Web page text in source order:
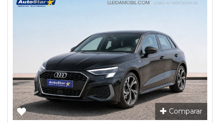
Comparar